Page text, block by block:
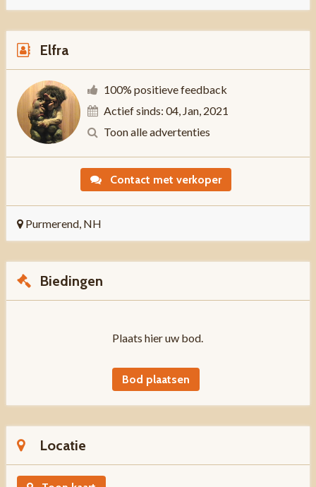
Elfra
100% positieve feedback
Actief sinds: 04, Jan, 2021
Toon alle advertenties
Contact met verkoper
Purmerend, NH
Biedingen
Plaats hier uw bod.
Bod plaatsen
Locatie